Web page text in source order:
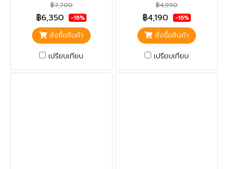
฿7,700
฿6,350 -18%
สั่งซื้อสินค้า
เปรียบเทียบ
฿4,990
฿4,190 -16%
สั่งซื้อสินค้า
เปรียบเทียบ